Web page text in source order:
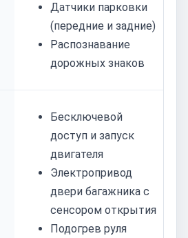
Датчики парковки
(передние и задние)
Распознавание
дорожных знаков
Бесключевой
доступ и запуск
двигателя
Электропривод
двери багажника с
сенсором открытия
Подогрев руля